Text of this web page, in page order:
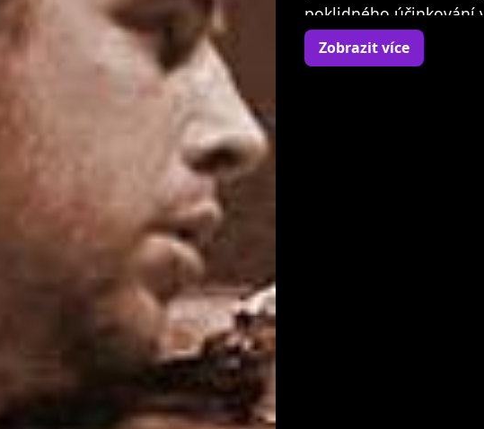
poklidného účinkování
housle.
Zobrazit více